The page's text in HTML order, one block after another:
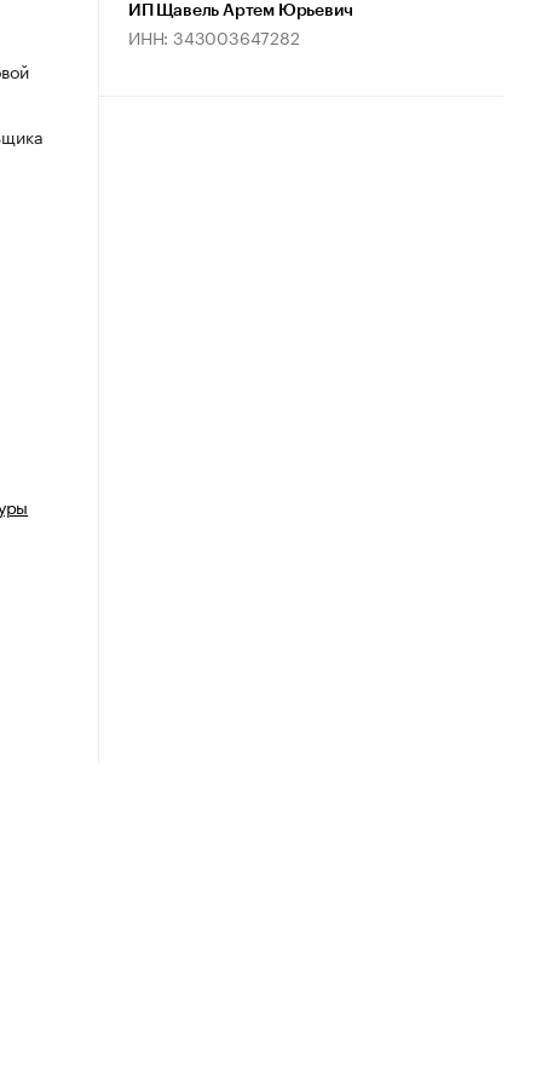
ИП Щавель Артем Юрьевич
ИНН: 343003647282